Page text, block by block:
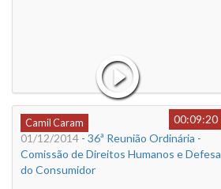
Camil Caram
00:09:20
01/12/2014 - 36ª Reunião Ordinária -
Comissão de Direitos Humanos e Defesa
do Consumidor